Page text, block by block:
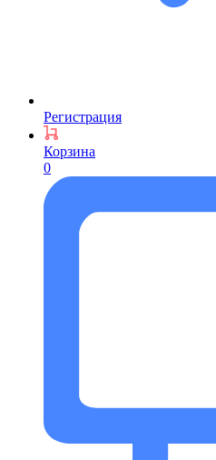
Регистрация
Корзина
0